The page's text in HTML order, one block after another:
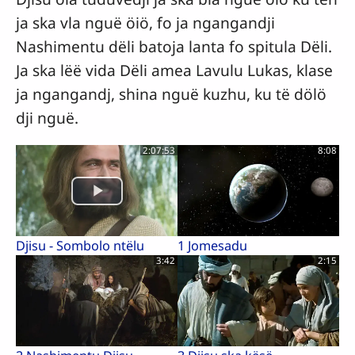
ja ska vla nguë öiö, fo ja ngangandji
Nashimentu dëli batoja lanta fo spitula Dëli.
Ja ska lëë vida Dëli amea Lavulu Lukas, klase
ja ngangandj, shina nguë kuzhu, ku të dölö
dji nguë.
2:07:53
Djisu - Sombolo ntëlu
8:08
1 Jomesadu
3:42 2:15